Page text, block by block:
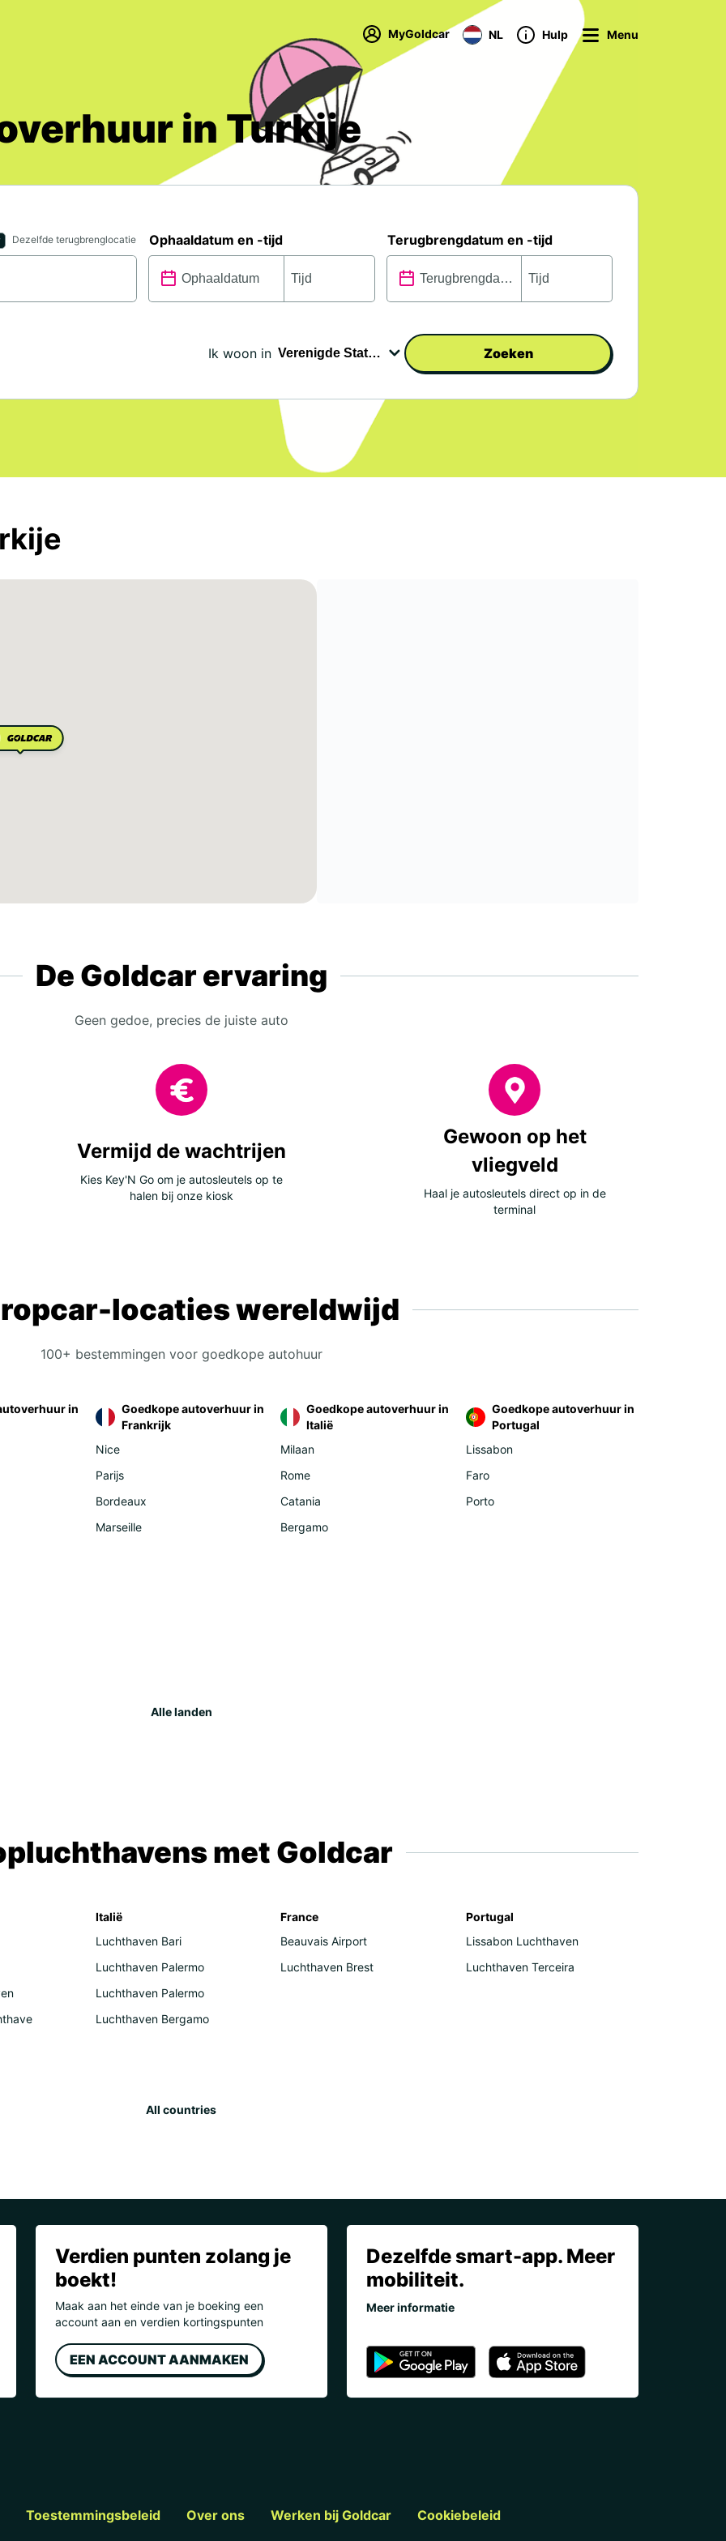
MyGoldcar NL Hulp Menu
in Turkije
Dezelfde terugbrenglocatie Ophaaldatum en -tijd Terugbrengdatum en -tijd
Ik woon in Zoeken
De Goldcar ervaring
Geen gedoe, precies de juiste auto
Vermijd de wachtrijen
Kies Key'N Go om je autosleutels op te
halen bij onze kiosk
Gewoon op het
vliegveld
Haal je autosleutels direct op in de
terminal
locaties wereldwijd
100+ bestemmingen voor goedkope autohuur
in
Goedkope autoverhuur in
Frankrijk
Nice
Parijs
Bordeaux
Marseille
Goedkope autoverhuur in
Italië
Milaan
Rome
Catania
Bergamo
Goedkope autoverhuur in
Portugal
Lissabon
Faro
Porto
Alle landen
met Goldcar
Italië
Luchthaven Bari
Luchthaven Palermo
Luchthaven Palermo
Luchthaven Bergamo
France
Beauvais Airport
Luchthaven Brest
Portugal
Lissabon Luchthaven
Luchthaven Terceira
All countries
Verdien punten zolang je
boekt!
Maak aan het einde van je boeking een
account aan en verdien kortingspunten
EEN ACCOUNT AANMAKEN
Dezelfde smart-app. Meer
mobiliteit.
Meer informatie
Toestemmingsbeleid Over ons Werken bij Goldcar Cookiebeleid